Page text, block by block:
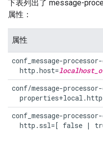
下表列出了 message-
属性：
属性
conf_message-
  http.host=
conf/message-
conf_message-
http.ssl=[ false |